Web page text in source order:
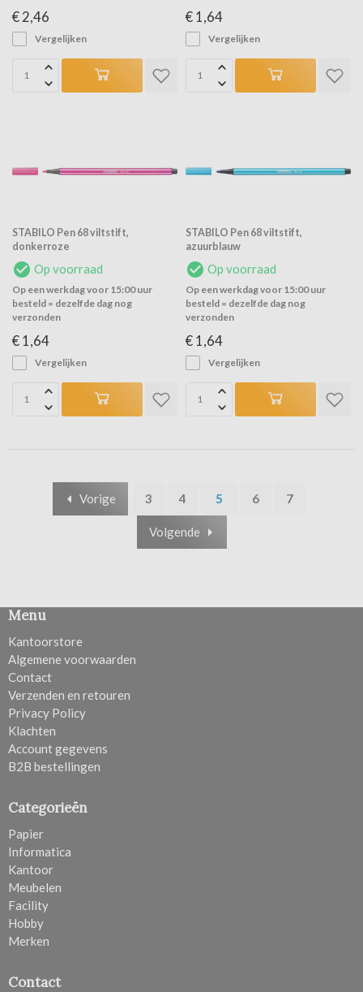
€ 2,46
Vergelijken
€ 1,64
Vergelijken
STABILO Pen 68 viltstift,
donkerroze
Op voorraad
Op een werkdag voor 15:00 uur
besteld = dezelfde dag nog
verzonden
€ 1,64
Vergelijken
STABILO Pen 68 viltstift,
azuurblauw
Op voorraad
Op een werkdag voor 15:00 uur
besteld = dezelfde dag nog
verzonden
€ 1,64
Vergelijken
Vorige 3 4 5 6 7
Volgende
Categorieën
Papier
Informatica
Kantoor
Meubelen
Facility
Hobby
Merken
Menu
Kantoorstore
Algemene voorwaarden
Contact
Verzenden en retouren
Privacy Policy
Klachten
Account gegevens
B2B bestellingen
Contact